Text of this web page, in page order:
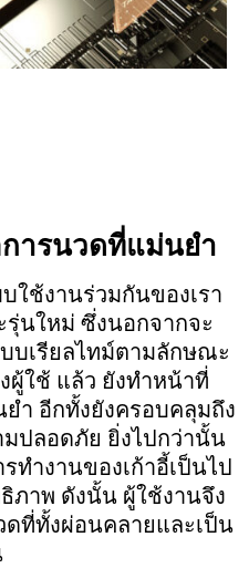
ารนวดที่แม่นยำ
ใช้งานร่วมกันของเรา
นใหม่ ซึ่งนอกจากจะ
บเรียลไทม์ตามลักษณะ
ผู้ใช้ แล้ว ยังทำหน้าที่
ำ อีกทั้งยังครอบคลุมถึง
มปลอดภัย ยิ่งไปกว่านั้น
ทำงานของเก้าอี้เป็นไป
ภาพ ดังนั้น ผู้ใช้งานจึง
ที่ทั้งผ่อนคลายและเป็น